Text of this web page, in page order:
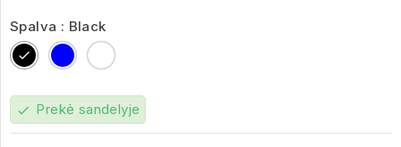
Spalva : Black
BlackBlue White
check Prekė sandelyje